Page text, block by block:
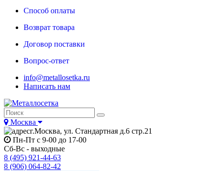
Способ оплаты
Возврат товара
Договор поставки
Вопрос-ответ
info@metallosetka.ru
Написать нам
Москва
г.Москва, ул. Стандартная д.6 стр.21
Пн-Пт с 9-00 до 17-00
Сб-Вс - выходные
8 (495) 921-44-63
8 (906) 064-82-42